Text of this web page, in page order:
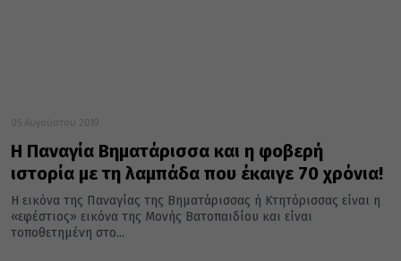
05 Αυγούστου 2019
Η Παναγία Βηματάρισσα και η φοβερή
ιστορία με τη λαμπάδα που έκαιγε 70 χρόνια!
Η εικόνα της Παναγίας της Βηματάρισσας ή Κτητόρισσας είναι η
«εφέστιος» εικόνα της Μονής Βατοπαιδίου και είναι
τοποθετημένη στο...